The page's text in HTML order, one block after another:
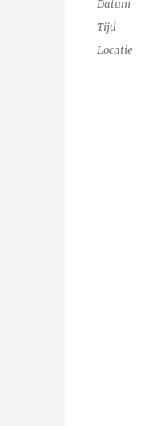
Datum
Tijd
Locatie